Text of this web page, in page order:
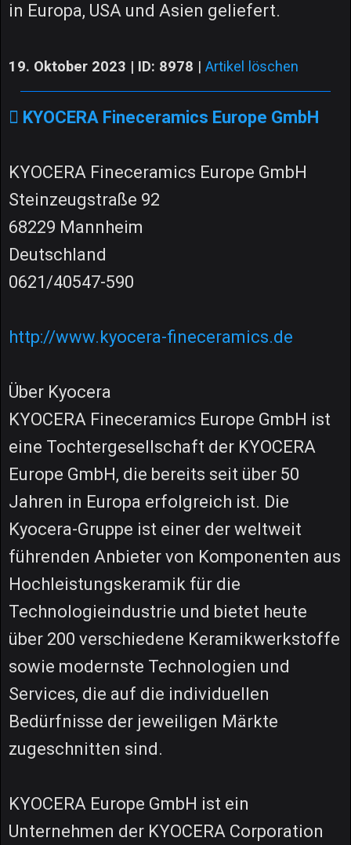
in Europa, USA und Asien geliefert.
19. Oktober 2023 | ID: 8978 | Artikel löschen
KYOCERA Fineceramics Europe GmbH
KYOCERA Fineceramics Europe GmbH
Steinzeugstraße 92
68229 Mannheim
Deutschland
0621/40547-590
http://www.kyocera-fineceramics.de
Über Kyocera
KYOCERA Fineceramics Europe GmbH ist
eine Tochtergesellschaft der KYOCERA
Europe GmbH, die bereits seit über 50
Jahren in Europa erfolgreich ist. Die
Kyocera-Gruppe ist einer der weltweit
führenden Anbieter von Komponenten aus
Hochleistungskeramik für die
Technologieindustrie und bietet heute
über 200 verschiedene Keramikwerkstoffe
sowie modernste Technologien und
Services, die auf die individuellen
Bedürfnisse der jeweiligen Märkte
zugeschnitten sind.
KYOCERA Europe GmbH ist ein
Unternehmen der KYOCERA Corporation